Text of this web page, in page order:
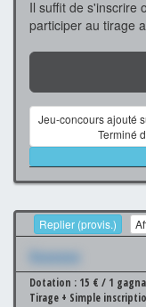
Il suffit de s'inscrire
participer au tirage
Jeu-concours ajouté
Terminé
Replier (provis.)
Xxxxxxx
Dotation : 15 € / 1
Tirage + Simple